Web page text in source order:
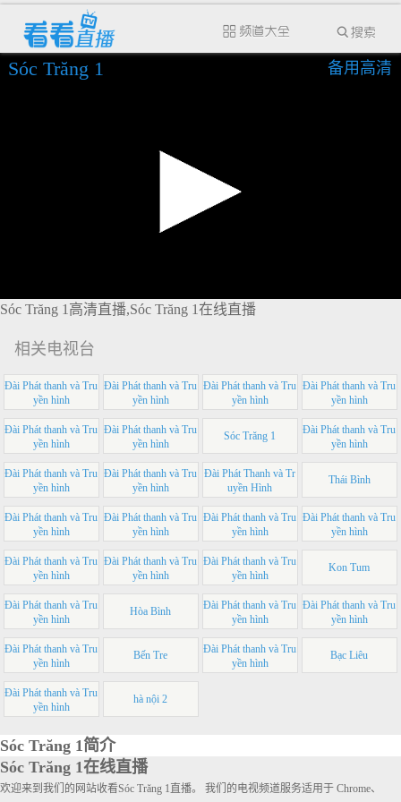
Sóc Trăng 1 备用高清
Sóc Trăng 1高清直播,Sóc Trăng 1在线直播
相关电视台
Đài Phát thanh và Tru
yền hình
Đài Phát thanh và Tru
yền hình
Đài Phát thanh và Tru
yền hình
Đài Phát thanh và Tru
yền hình
Đài Phát thanh và Tru
yền hình
Đài Phát thanh và Tru
yền hình
Sóc Trăng 1
Đài Phát thanh và Tru
yền hình
Đài Phát thanh và Tru
yền hình
Đài Phát thanh và Tru
yền hình
Đài Phát Thanh và Tr
uyền Hình
Thái Bình
Đài Phát thanh và Tru
yền hình
Đài Phát thanh và Tru
yền hình
Đài Phát thanh và Tru
yền hình
Đài Phát thanh và Tru
yền hình
Đài Phát thanh và Tru
yền hình
Đài Phát thanh và Tru
yền hình
Đài Phát thanh và Tru
yền hình
Kon Tum
Đài Phát thanh và Tru
yền hình
Hòa Bình
Đài Phát thanh và Tru
yền hình
Đài Phát thanh và Tru
yền hình
Đài Phát thanh và Tru
yền hình
Bến Tre
Đài Phát thanh và Tru
yền hình
Bạc Liêu
Đài Phát thanh và Tru
yền hình
hà nội 2
Sóc Trăng 1简介
Sóc Trăng 1在线直播
欢迎来到我们的网站收看Sóc Trăng 1直播。 我们的电视频道服务适用于 Chrome、